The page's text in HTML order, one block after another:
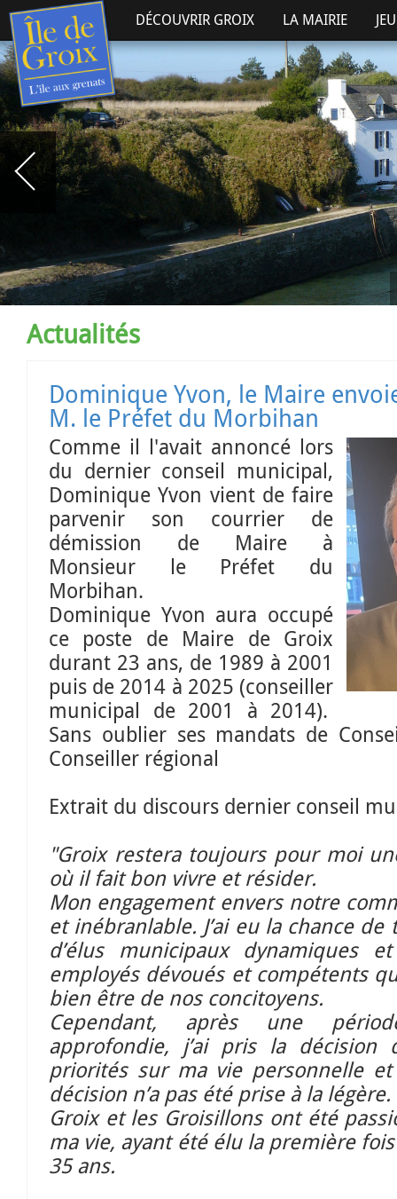
DÉCOUVRIR GROIX LA MAIRIE
Actualités
Dominique Yvon, le Maire envoie sa démission à
M. le Préfet du Morbihan
Comme il l'avait annoncé lors
du dernier conseil municipal,
Dominique Yvon vient de faire
parvenir son courrier de
démission de Maire à
Monsieur le Préfet du
Morbihan.
Dominique Yvon aura occupé
ce poste de Maire de Groix
durant 23 ans, de 1989 à 2001
puis de 2014 à 2025 (conseiller
municipal de 2001 à 2014).
Sans oublier ses mandats de
Conseiller régional
Extrait du discours dernier conseil
"Groix restera toujours pour moi
où il fait bon vivre et résider.
Mon engagement envers notre
et inébranlable. J’ai eu la chance
d’élus municipaux dynamiques
employés dévoués et compétents
bien être de nos concitoyens.
Cependant, après une
approfondie, j’ai pris la décision
priorités sur ma vie personnelle
décision n’a pas été prise à la légère.
Groix et les Groisillons ont été
ma vie, ayant été élu la première fois
35 ans.